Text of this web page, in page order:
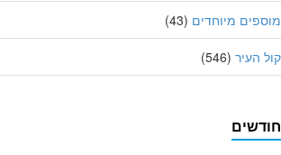
מיוחדים(43)
העיר(546)